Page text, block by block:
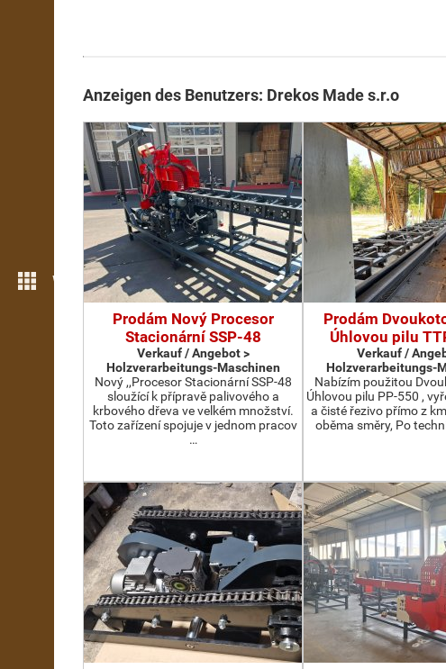
Weitere Funktionen
Anzeigen des Benutzers: Drekos Made s.r.o
Prodám Nový Procesor
Stacionární SSP-48
Verkauf / Angebot >
Holzverarbeitungs-Maschinen
Nový ,,Procesor Stacionární SSP-48
sloužící k přípravě palivového a
krbového dřeva ve velkém množství.
Toto zařízení spojuje v jednom pracov
…
Prodám
Úhlovou pilu
Verkauf /
Holzverarbeitungs-
Nabízím použitou
Úhlovou pilu PP-550 ,
a čisté řezivo přímo z
oběma směry, Po